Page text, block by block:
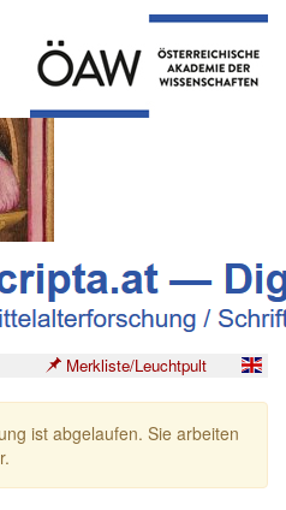
Merkliste/Leuchtpult
ist abgelaufen. Sie arbeiten